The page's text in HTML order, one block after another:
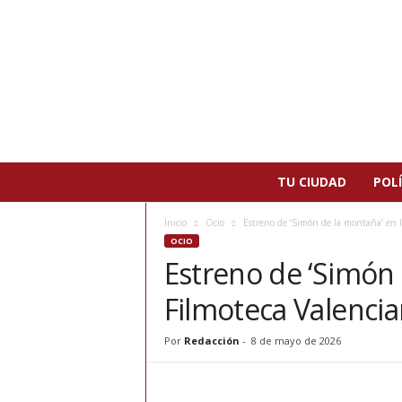
TU CIUDAD
Inicio Ocio Estreno de ‘Simón de la montaña’
OCIO
Estreno de
Filmoteca
Por Redacción - 8 de mayo de 2026